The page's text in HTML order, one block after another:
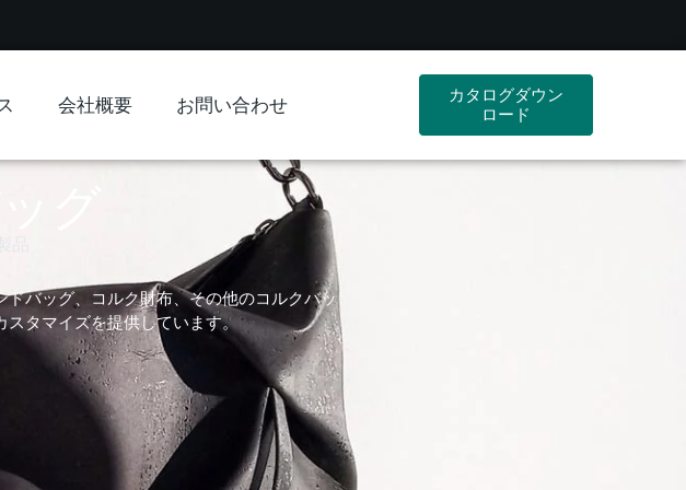
会社概要 お問い合わせ
カタログダウン
ロード
グ
ドバッグ、コルク財布、その他のコルクバッ
タマイズを提供しています。